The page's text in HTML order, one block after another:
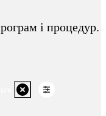
і процедур.